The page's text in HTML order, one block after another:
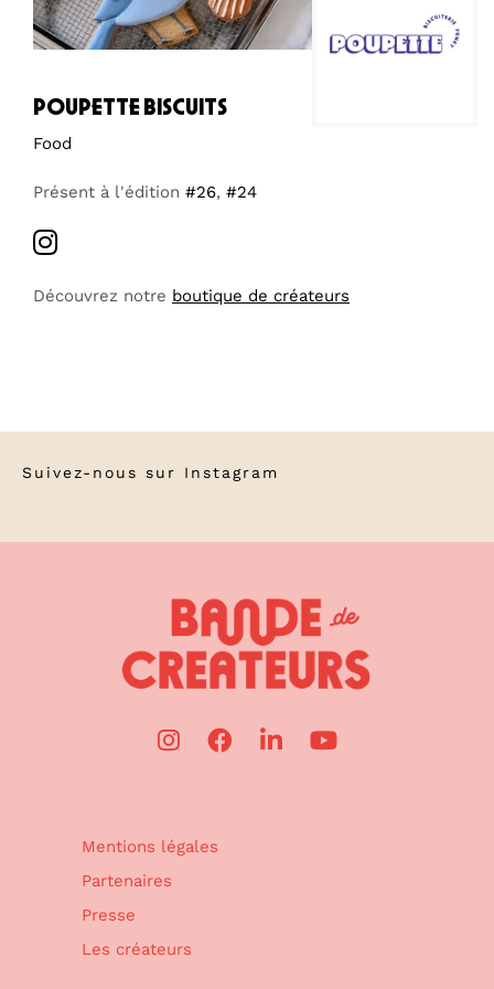
poupette biscuits
Food
Présent à l'édition #26, #24
Découvrez notre boutique de créateurs
Suivez-nous sur Instagram
Mentions légales
Partenaires
Presse
Les créateurs